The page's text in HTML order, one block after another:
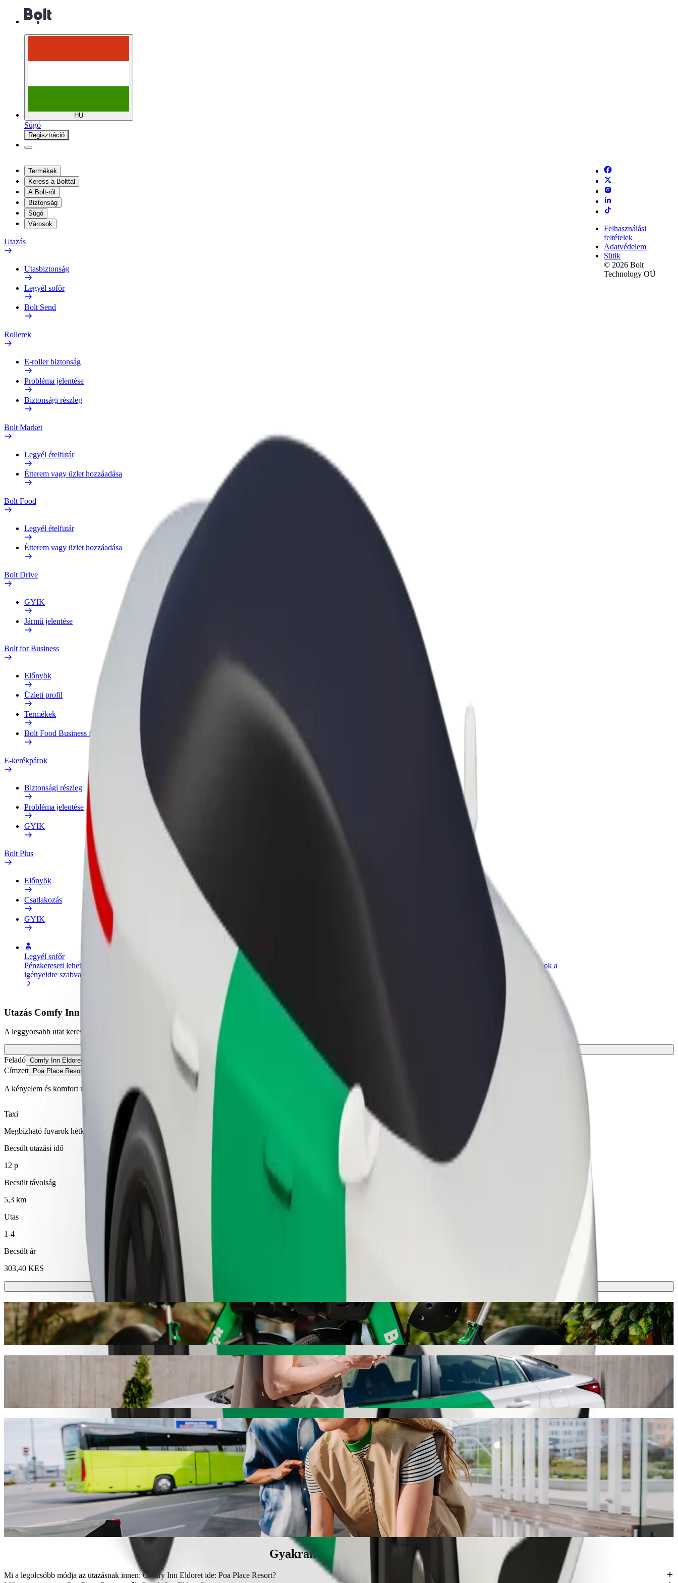
HU
Súgó
Regisztráció
Termékek
Keress a Bolttal
A Bolt-ról
Biztonság
Súgó
Városok
Utazás
Utasbiztonság
Legyél sofőr
Bolt Send
Rollerek
E-roller biztonság
Probléma jelentése
Biztonsági részleg
Bolt Market
Legyél ételfutár
Étterem vagy üzlet hozzáadása
Bolt Food
Legyél ételfutár
Étterem vagy üzlet hozzáadása
Bolt Drive
GYIK
Jármű jelentése
Bolt for Business
Előnyök
Üzleti profil
Termékek
Bolt Food Business felhasználóknak
E-kerékpárok
Biztonsági részleg
Probléma jelentése
GYIK
Bolt Plus
Előnyök
Csatlakozás
GYIK
Legyél sofőr
Pénzkereseti lehetőség
igényeidre szabva
Étterem vagy üzlet hozzáadása
Érj el több felhasználót és növeld
keresetedet
Bolt for Business
Bolt termékek és szolgáltatások a
vállalatodra szabva
Felhasználási
feltételek
Adatvédelem
Sütik
© 2026 Bolt
Technology OÜ
Utazás Comfy Inn Eldoret és Poa Place Resort között
A leggyorsabb utat keresed Comfy Inn Eldoret és Poa Place Resort között? Fedezd fel szolgáltatásainkat, és találd meg a tökéletes megoldást az utazásodhoz.
Irány az alkalmazás
Feladó Comfy Inn Eldoret
Címzett Poa Place Resort
A kényelem és komfort már csak pár érintésre van!
Taxi
Megbízható fuvarok hétköznapi, közepes méretű járművekkel.
Becsült utazási idő
12 p
Becsült távolság
5,3 km
Utas
1-4
Becsült ár
303,40 KES
E-rollerek vagy e-kerékpárok
Közlekedj Eldoret városában rollerrel vagy e-kerékpárral
Töltsd le a Bolt appot
Juss el innen: Comfy Inn Eldoret ide: Poa Place Resort Bolt utasszállítással
Válaszd a Bolt utasszállítást, ha a legjobb árat keresed Poa Place Resort eléréséhez. A Bolttal az utazás körülbelül 12 p időt vesz igénybe, és várhatóan 303,40 KES KES lesz. Bármilyen alkalomra, megtaláljuk
neked a tökéletes járművet.
Bolt szolgáltatások Comfy Inn Eldoret és Poa Place Resort között
Sok csomagod van? Foglalj XL autót egészen 6 főig.
Stílusosan szeretnél megérkezni? Próbáld ki a Bolt prémium autóit.
Gyerekkel utazol? Rendelj gyermekbarát fuvart ülésmagasítóval.
A kedvenced is veled tart? Próbáld ki kisállatbarát fuvarainkat.
Kérsz segítséget? Támogatás kategóriánk kerekesszékkel akadálymentes járműveket kínál.
Megfizethető utazás? Élvezd a kompakt autókat kedvező áron a Bolt Basic szolgáltatással.
Töltsd le a Bolt appot
Gyakran ismételt kérdések
Mi a legolcsóbb módja az utazásnak innen: Comfy Inn Eldoret ide: Poa Place Resort?